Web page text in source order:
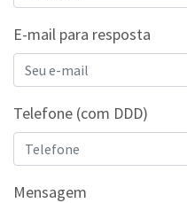
E-mail para resposta
Telefone (com DDD)
Mensagem